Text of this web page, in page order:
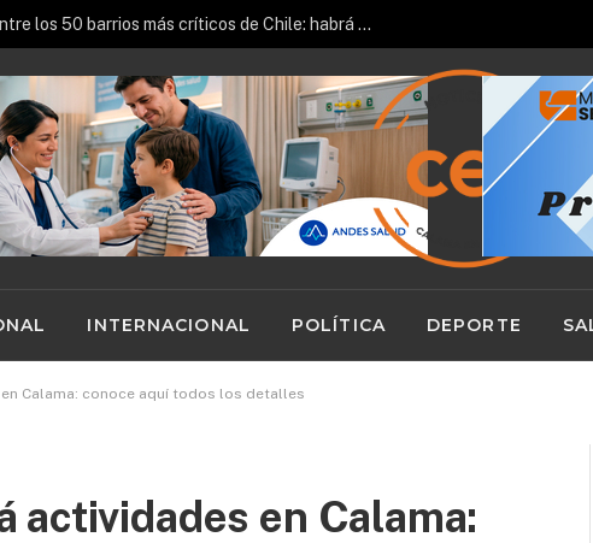
Centro de Calama entre los 50 barrios más críticos de Chile: habrá más controles, patrullajes y fiscalizaciones
INTERNACIONAL POLÍTICA DEPORTE
Calama: conoce aquí todos los detalles
actividades en Calama: